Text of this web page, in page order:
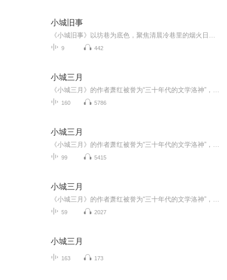
小城旧事
9 442
小城三月
160 5786
小城三月
99 5415
小城三月
59 2027
小城三月
163 173